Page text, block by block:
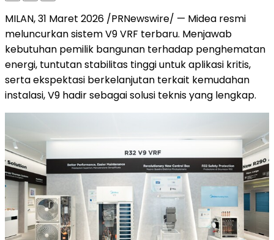
MILAN, 31 Maret 2026 /PRNewswire/ — Midea resmi
meluncurkan sistem V9 VRF terbaru. Menjawab
kebutuhan pemilik bangunan terhadap penghematan
energi, tuntutan stabilitas tinggi untuk aplikasi kritis,
serta ekspektasi berkelanjutan terkait kemudahan
instalasi, V9 hadir sebagai solusi teknis yang lengkap.